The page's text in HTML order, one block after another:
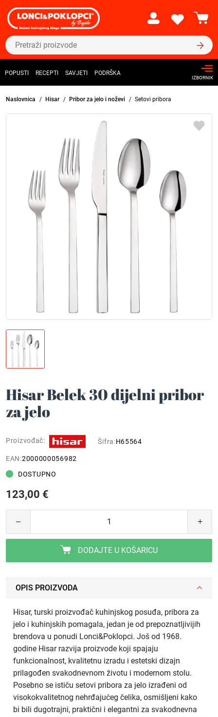
POPUSTI RECEPTI SAVJETI PODRŠKA
IZBORNIK
Naslovnica Hisar Pribor za jelo i noževi Setovi pribora
Hisar Belek 30 dijelni pribor
za jelo
Proizvođač: Šifra:H65564
EAN:2000000056982
DOSTUPNO
123,00 €
DODAJTE U KOŠARICU
OPIS PROIZVODA
Hisar, turski proizvođač kuhinjskog posuđa, pribora za
jelo i kuhinjskih pomagala, jedan je od prepoznatljivijih
brendova u ponudi Lonci&Poklopci. Još od 1968.
godine Hisar razvija proizvode koji spajaju
funkcionalnost, kvalitetnu izradu i estetski dizajn
prilagođen svakodnevnom životu i modernom stolu.
Posebno se ističu setovi pribora za jelo izrađeni od
visokokvalitetnog nehrđajućeg čelika, osmišljeni kako
bi bili dugotrajni, praktični i elegantni za svakodnevna